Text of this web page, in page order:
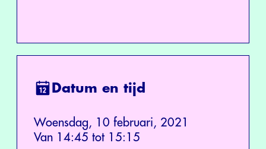
Datum en tijd
Woensdag, 10 februari, 2021
Van 14:45 tot 15:15